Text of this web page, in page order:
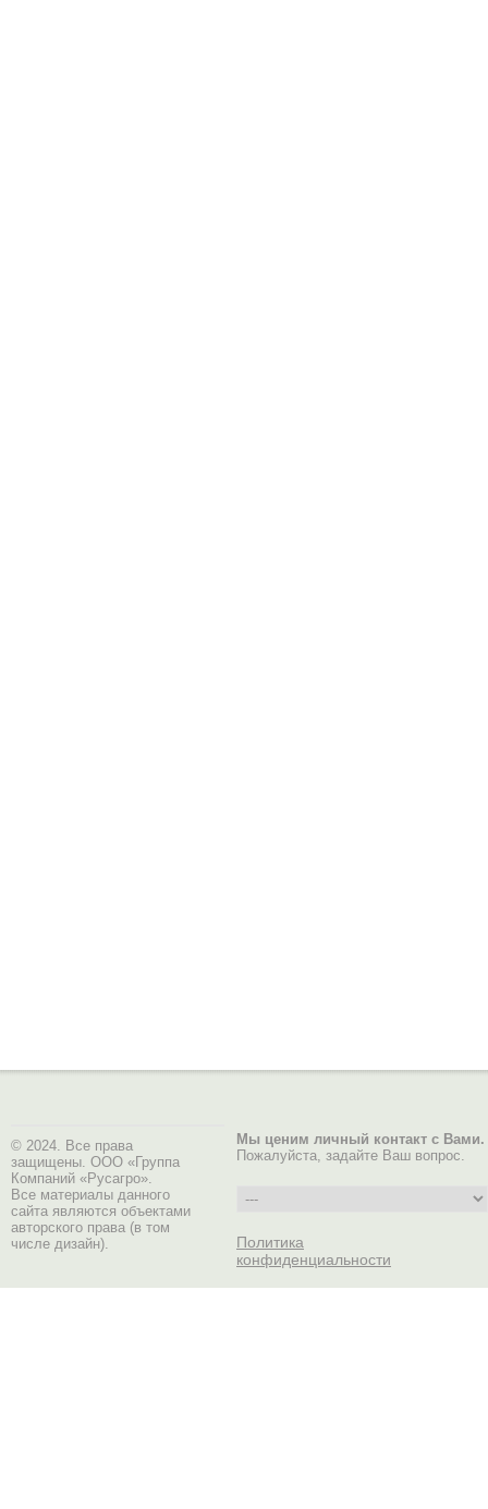
© 2024. Все права
защищены. ООО «Группа
Компаний «Русагро».
Все материалы данного
сайта являются объектами
авторского права (в том
числе дизайн).
Мы ценим личный контакт с Вами.
Пожалуйста, задайте Ваш вопрос.
Политика
конфиденциальности